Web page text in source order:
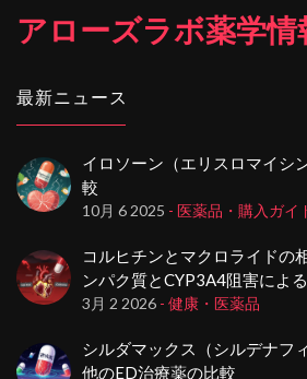
アローズラボ薬学情
最新ニュース
イロソーン（エリスロマイシ
較
10月 6 2025 - 医薬品・購入ガイ
コルヒチンとマクロライドの
ンパク質とCYP3A4阻害によ
3月 2 2026 - 健康・医薬品
シルダマックス（シルデナフ
他のED治療薬の比較